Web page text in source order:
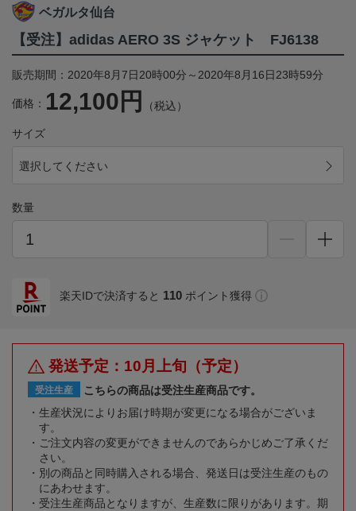
ベガルタ仙台
【受注】adidas AERO 3S ジャケット FJ6138
販売期間：2020年8月7日20時00分～2020年8月16日23時59分
価格： 12,100円 （税込）
サイズ
選択してください
数量
楽天IDで決済すると 110 ポイント獲得
発送予定：10月上旬（予定）
受注生産
こちらの商品は受注生産商品です。
生産状況によりお届け時期が変更になる場合がございま
す。
ご注文内容の変更ができませんのであらかじめご了承くだ
さい。
別の商品と同時購入される場合、発送日は受注生産のもの
にあわせます。
受注生産商品となりますが、生産数に限りがあります。期